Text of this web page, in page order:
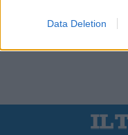
Data Deletion